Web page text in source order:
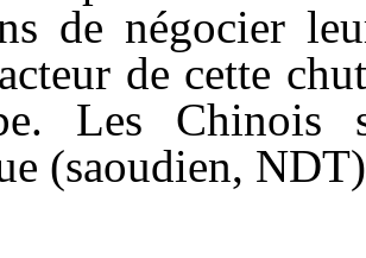
de négocier
de cette
Les Chinois
(saoudien,